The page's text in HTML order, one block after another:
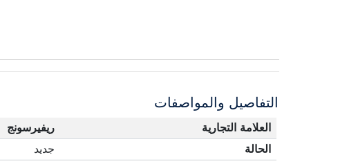
التفاصيل والمواصفات
العلامة التجارية
ريفيرسونج
الحالة
جديد